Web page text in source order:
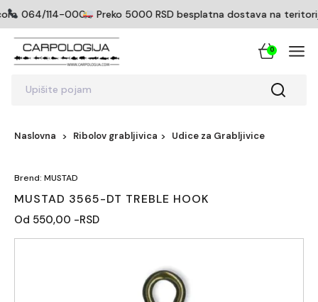
064/114-0005Preko 5000 RSD besplatna dostava na
Upišite pojam
0
Naslovna Ribolov grabljivica Udice za Grabljivice
Brend: MUSTAD
MUSTAD 3565-DT TREBLE HOOK
Od 550,00 -RSD